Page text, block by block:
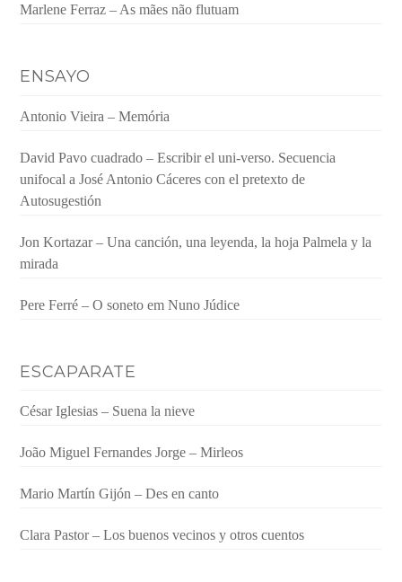
Marlene Ferraz – As mães não flutuam
ENSAYO
Antonio Vieira – Memória
David Pavo cuadrado – Escribir el uni-verso. Secuencia
unifocal a José Antonio Cáceres con el pretexto de
Autosugestión
Jon Kortazar – Una canción, una leyenda, la hoja Palmela y la
mirada
Pere Ferré – O soneto em Nuno Júdice
ESCAPARATE
César Iglesias – Suena la nieve
João Miguel Fernandes Jorge – Mirleos
Mario Martín Gijón – Des en canto
Clara Pastor – Los buenos vecinos y otros cuentos